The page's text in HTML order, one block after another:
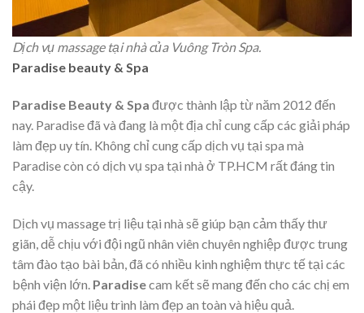
Dịch vụ massage tại nhà của Vuông Tròn Spa.
Paradise beauty & Spa
Paradise Beauty & Spa được thành lập từ năm 2012 đến
nay. Paradise đã và đang là một địa chỉ cung cấp các giải pháp
làm đẹp uy tín. Không chỉ cung cấp dịch vụ tại spa mà
Paradise còn có dịch vụ spa tại nhà ở TP.HCM rất đáng tin
cậy.
Dịch vụ massage trị liệu tại nhà sẽ giúp bạn cảm thấy thư
giãn, dễ chịu với đội ngũ nhân viên chuyên nghiệp được trung
tâm đào tạo bài bản, đã có nhiều kinh nghiệm thực tế tại các
bệnh viện lớn. Paradisecam kết sẽ mang đến cho các chị em
phái đẹp một liệu trình làm đẹp an toàn và hiệu quả.